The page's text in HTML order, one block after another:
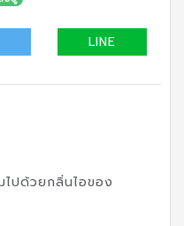
LINE
ไปด้วยกลิ่นไอของ